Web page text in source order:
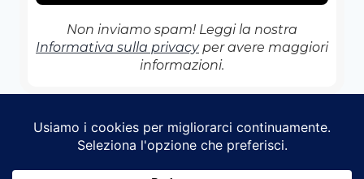
Non inviamo spam! Leggi la nostra
Informativa sulla privacyper avere maggiori
informazioni.